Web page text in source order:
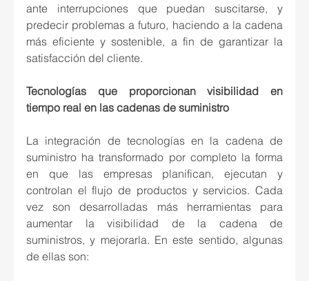
ante interrupciones que puedan suscitarse, y
predecir problemas a futuro, haciendo a la cadena
más eficiente y sostenible, a fin de garantizar la
satisfacción del cliente.
Tecnologías que proporcionan visibilidad en
tiempo real en las cadenas de suministro
La integración de tecnologías en la cadena de
suministro ha transformado por completo la forma
en que las empresas planifican, ejecutan y
controlan el flujo de productos y servicios. Cada
vez son desarrolladas más herramientas para
aumentar la visibilidad de la cadena de
suministros, y mejorarla. En este sentido, algunas
de ellas son: